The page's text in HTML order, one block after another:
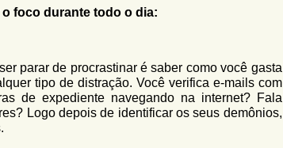
foco durante todo o dia:
parar de procrastinar é saber como você gasta
tipo de distração. Você verifica e-mails com
de expediente navegando na internet? Fala
Logo depois de identificar os seus demônios,